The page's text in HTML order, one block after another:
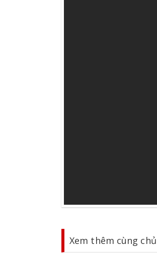
Xem thêm cùng